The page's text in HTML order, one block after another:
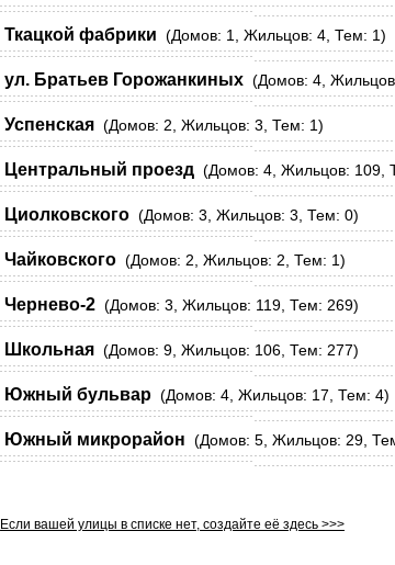
Ткацкой фабрики (Домов: 1, Жильцов: 4, Тем: 1)
ул. Братьев Горожанкиных (Домов: 4,
Успенская (Домов: 2, Жильцов: 3, Тем: 1)
Центральный проезд (Домов: 4, Жильцов: 109,
Циолковского (Домов: 3, Жильцов: 3, Тем: 0)
Чайковского (Домов: 2, Жильцов: 2, Тем: 1)
Чернево-2 (Домов: 3, Жильцов: 119, Тем: 269)
Школьная (Домов: 9, Жильцов: 106, Тем: 277)
Южный бульвар (Домов: 4, Жильцов: 17, Тем: 4)
Южный микрорайон (Домов: 5, Жильцов: 29,
Если вашей улицы в списке нет, создайте её здесь >>>